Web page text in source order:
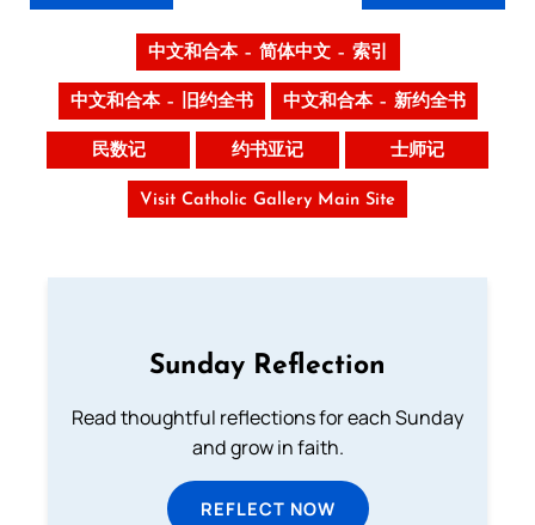
中文和合本 – 简体中文 – 索引
中文和合本 – 旧约全书 中文和合本 – 新约全书
民数记 约书亚记 士师记
Visit Catholic Gallery Main Site
Sunday Reflection
Read thoughtful reflections for each Sunday
and grow in faith.
REFLECT NOW